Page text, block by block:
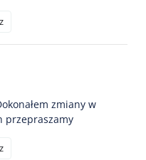
zmiany w
przepraszamy